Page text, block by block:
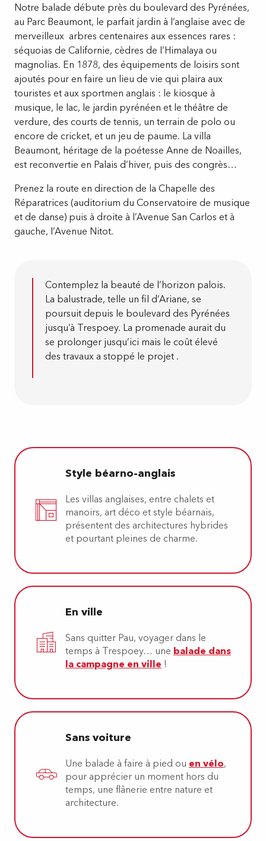
Notre balade débute près du boulevard des Pyrénées,
au Parc Beaumont, le parfait jardin à l’anglaise avec de
merveilleux arbres centenaires aux essences rares :
séquoias de Californie, cèdres de l’Himalaya ou
magnolias. En 1878, des équipements de loisirs sont
ajoutés pour en faire un lieu de vie qui plaira aux
touristes et aux sportmen anglais : le kiosque à
musique, le lac, le jardin pyrénéen et le théâtre de
verdure, des courts de tennis, un terrain de polo ou
encore de cricket, et un jeu de paume. La villa
Beaumont, héritage de la poétesse Anne de Noailles,
est reconvertie en Palais d’hiver, puis des congrès…
Prenez la route en direction de la Chapelle des
Réparatrices (auditorium du Conservatoire de musique
et de danse) puis à droite à l’Avenue San Carlos et à
gauche, l’Avenue Nitot.
Contemplez la beauté de l’horizon palois.
La balustrade, telle un fil d’Ariane, se
poursuit depuis le boulevard des Pyrénées
jusqu’à Trespoey. La promenade aurait du
se prolonger jusqu’ici mais le coût élevé
des travaux a stoppé le projet .
Style béarno-anglais
Les villas anglaises, entre chalets et
manoirs, art déco et style béarnais,
présentent des architectures hybrides
et pourtant pleines de charme.
En ville
Sans quitter Pau, voyager dans le
temps à Trespoey… une balade dans
la campagne en ville !
Sans voiture
Une balade à faire à pied ou en vélo,
pour apprécier un moment hors du
temps, une flânerie entre nature et
architecture.